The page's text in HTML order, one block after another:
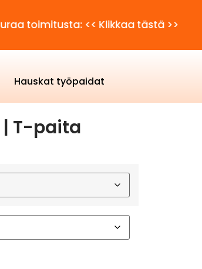
<< Klikkaa tästä >>
Hauskat työpaidat
T-paita